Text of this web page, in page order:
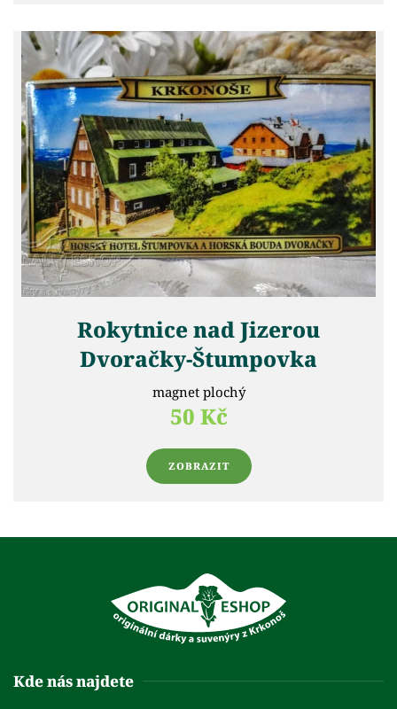
Rokytnice nad Jizerou
Dvoračky-Štumpovka
magnet plochý
50 Kč
ZOBRAZIT
Kde nás najdete